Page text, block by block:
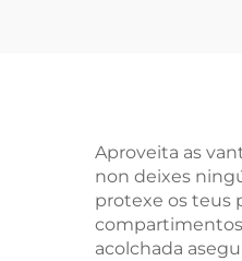
Aproveita as
non deixes
protexe os teus
compartimentos
acolchada